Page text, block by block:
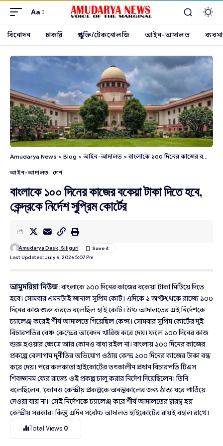
Aa
বিনোদন চাকরি প্রযুক্তি/টেকনোলজি আইন-আদালত ব্যবসা
Amudarya News > Blog > আইন-আদালত >বাংলাকে ১০০ দিনের কাজের বকেয়া টাকা দিতে হবে, কেন্দ্রকে নির্দেশ সুপ্রিম কোর্টের
আইন-আদালত দেশ
বাংলাকে ১০০ দিনের কাজের বকেয়া টাকা দিতে হবে,
কেন্দ্রকে নির্দেশ সুপ্রিম কোর্টের
Last Updated: July 6, 2026 5:07 Pm
Amudarya Desk, Siliguri
আমুদরিয়া নিউজ: বাংলাকে ১০০ দিনের কাজের বকেয়া টাকা মিটিয়ে দিতে
হবে। সোমবার এমনটাই জানাল সুপ্রিম কোর্ট। এদিকে ১ অগস্ট থেকে রাজ্যে ১০০
দিনের কাজ শুরু করতে বলেছিল হাই কোর্ট। উচ্চ আদালতের এই নির্দেশকে
চ্যালেঞ্জ করেই শীর্ষ আদালতে গিয়েছিল কেন্দ্র। সোমবার সুপ্রিম কোর্টের দুই
বিচারপতির বেঞ্চ কেন্দ্রের আবেদন খারিজ করে দেয়। ফলে ১০০ দিনের কাজ
শুরু হওয়ার ক্ষেত্রে আর কোনও বাধা রইল না। বাংলায় ১০০ দিনের কাজের
প্রকল্পে বেলাগাম দুর্নীতির অভিযোগ ওঠায় কেন্দ্র ১০০ দিনের কাজের টাকা বন্ধ
করে দেয়। পরে কলকাতা হাইকোর্টের তৎকালীন প্রধান বিচারপতি টিএস
শিবজ্ঞানম ফের রাজ্যে ওই প্রকল্প চালু করার নির্দেশ দিয়েছিলেন। তিনি
বলেছিলেন, ‘কোনও কেন্দ্রীয় প্রকল্পকে অনন্তকালের জন্য ঠান্ডা ঘরে পাঠিয়ে
দেওয়া যায় না।’ সেই নির্দেশকে চ্যালেঞ্জ করে শীর্ষ আদালতের দ্বারস্থ হয়
কেন্দ্রীয় সরকার। কিন্তু এদিন সর্বোচ্চ আদালত হাইকোর্টের রায়ই বহাল রাখে।
Total Views:0